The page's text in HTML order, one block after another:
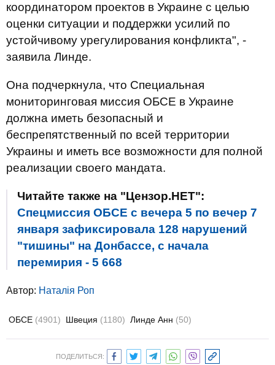
координатором проектов в Украине с целью
оценки ситуации и поддержки усилий по
устойчивому урегулирования конфликта", -
заявила Линде.
Она подчеркнула, что Специальная
мониторинговая миссия ОБСЕ в Украине
должна иметь безопасный и
беспрепятственный по всей территории
Украины и иметь все возможности для полной
реализации своего мандата.
Читайте также на "Цензор.НЕТ":
Спецмиссия ОБСЕ с вечера 5 по вечер 7
января зафиксировала 128 нарушений
"тишины" на Донбассе, с начала
перемирия - 5 668
Автор: Наталія Роп
ОБСЕ (4901) Швеция (1180) Линде Анн (50)
ПОДЕЛИТЬСЯ: